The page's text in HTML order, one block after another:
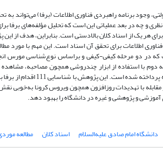
وجود برنامه‌ راهبردی فناوری اطلاعات (برفا) می‌تواند
چه در بعد عملیاتی این است که تحلیل مؤلفه‌های برفا
هر یک از اسناد کلان بالادستی است. بنابراین، هدف از
اطلاعات برای تحقق آن‌ اسناد است. این مهم با
در دو مرحله کیفی-کیفی و براساس نوع‌شناسی مورس
با استفاده از ابزار چندروشی همچون مصاحبه،
اطلاعات در تحقق اسناد
با تهدیدات روزافزون همچون ویروس کرونا به‌خوبی
آموزشی و پژوهشی و غیره در دانشگاه را بهبود دهد.
دانشگاه امام صادق علیه‌السلام اسناد کلان مطالعه